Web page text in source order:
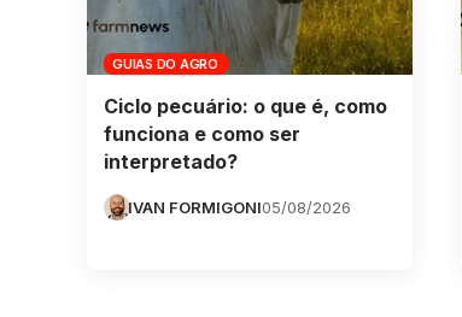
GUIAS DO AGRO
Ciclo pecuário: o que é, como
funciona e como ser
interpretado?
IVAN FORMIGONI05/08/2026